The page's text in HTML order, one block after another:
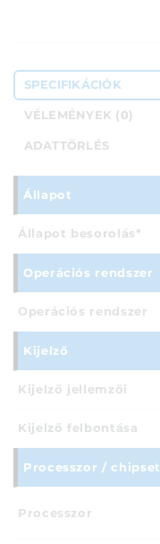
SPECIFIKÁCIÓK
VÉLEMÉNYEK (0)
ADATTÖRLÉS
Állapot
Állapot besorolás*
Operációs rendszer
Operációs rendszer
Kijelző
Kijelző jellemzői
Kijelző felbontása
Processzor / chipset
Processzor